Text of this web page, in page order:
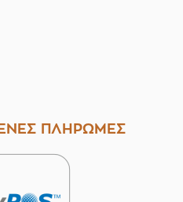
ΠΛΗΡΩΜΕΣ